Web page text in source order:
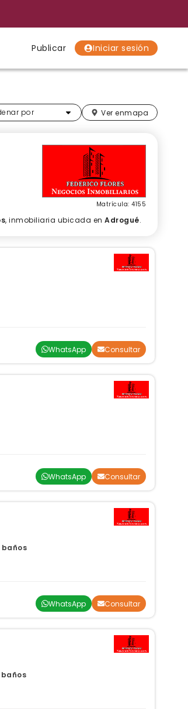
Publicar Iniciar sesión
por
relevantes Ver enmapa
Matrícula: 4155
, inmobiliaria ubicada en Adrogué.
WhatsApp Consultar
WhatsApp Consultar
baños
WhatsApp Consultar
baños